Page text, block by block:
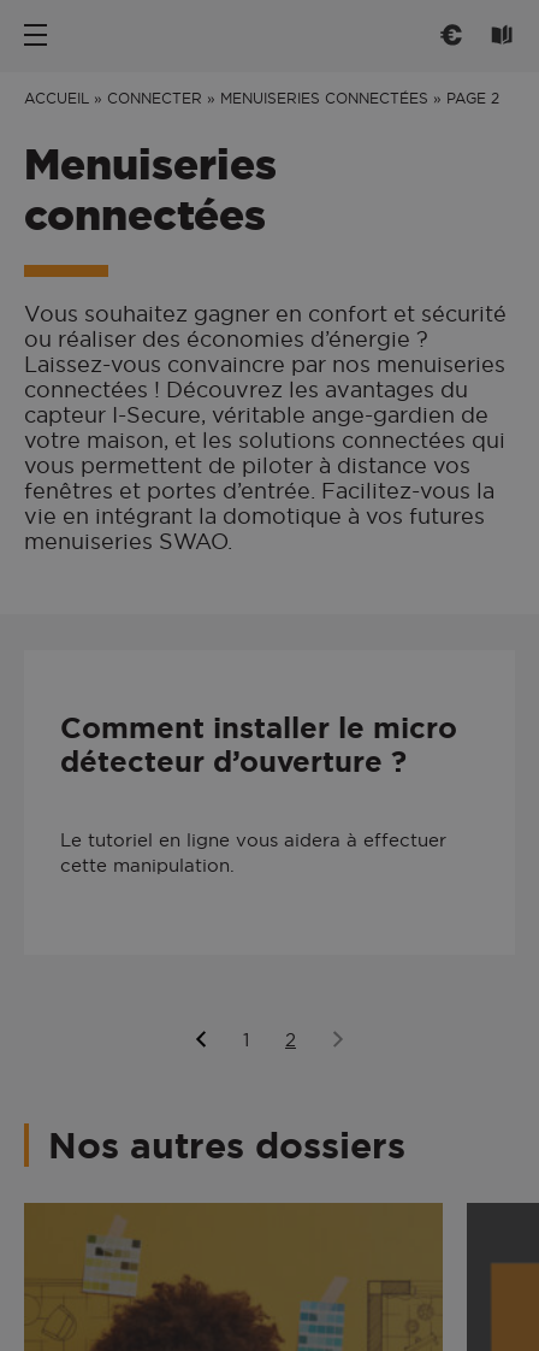
Nos portes d’entrée
PAR TYPE
Portes d’entrée
Portes de service
Portes grand trafic
PAR STYLE
Traditionnelle
Contemporaine
Vitrée
PAR MATERIAU
Acier
Les fenêtres
PAR TYPE
Fenêtre ouvrant à la française
Fenêtre oscillo-battant
Fenêtre et baie coulissante
Fenêtre et baie à galandage
Fenêtre oscillo-coulissante
PAR MATÉRIAU
Fenêtre Aluminium
Fenêtre PVC
Fenêtre Bois
Conseils
CHOISIR
Trouver l'inspiration
Mieux comprendre
Réglementation
Savoir-Faire français
CONNECTER
Menuiseries connectées
ENTRETENIR
Entretien et Réglages
ACCUEIL » CONNECTER » MENUISERIES CONNECTÉES » PAGE 2
Menuiseries
connectées
Vous souhaitez gagner en confort et sécurité
ou réaliser des économies d’énergie ?
Laissez-vous convaincre par nos menuiseries
connectées ! Découvrez les avantages du
capteur I-Secure, véritable ange-gardien de
votre maison, et les solutions connectées qui
vous permettent de piloter à distance vos
fenêtres et portes d’entrée. Facilitez-vous la
vie en intégrant la domotique à vos futures
menuiseries SWAO.
Comment installer le micro
détecteur d’ouverture ?
Le tutoriel en ligne vous aidera à effectuer
cette manipulation.
1 2
Nos autres dossiers